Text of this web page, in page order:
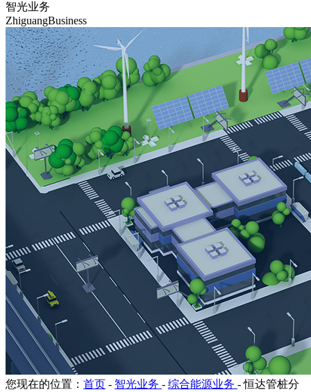
智光业务
ZhiguangBusiness
您现在的位置： 首页 - 智光业务 - 综合能源业务 -恒达管桩分